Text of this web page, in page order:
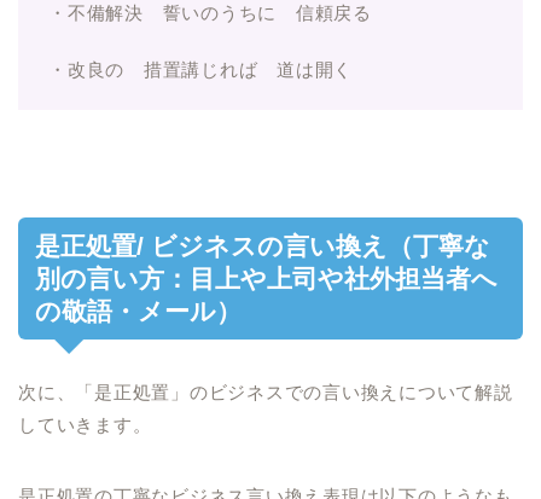
・不備解決 誓いのうちに 信頼戻る
・改良の 措置講じれば 道は開く
是正処置/ ビジネスの言い換え（丁寧な
別の言い方：目上や上司や社外担当者へ
の敬語・メール）
次に、「是正処置」のビジネスでの言い換えについて解説
していきます。